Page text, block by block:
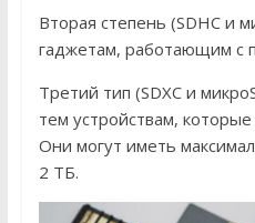
Вторая степень (SDHC и
гаджетам, работающим с
Третий тип (SDXC и
тем устройствам,
Они могут иметь
2 ТБ.